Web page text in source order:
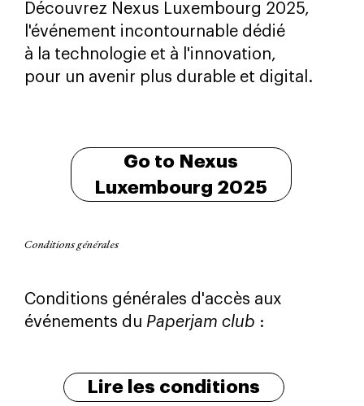
Découvrez Nexus Luxembourg 2025,
l'événement incontournable dédié
à la technologie et à l'innovation,
pour un avenir plus durable et digital.
Go to Nexus
Luxembourg 2025
Conditions générales
Conditions générales d'accès aux
événements du Paperjam club :
Lire les conditions